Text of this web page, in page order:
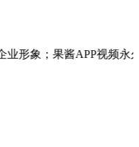
象；果酱APP视频永